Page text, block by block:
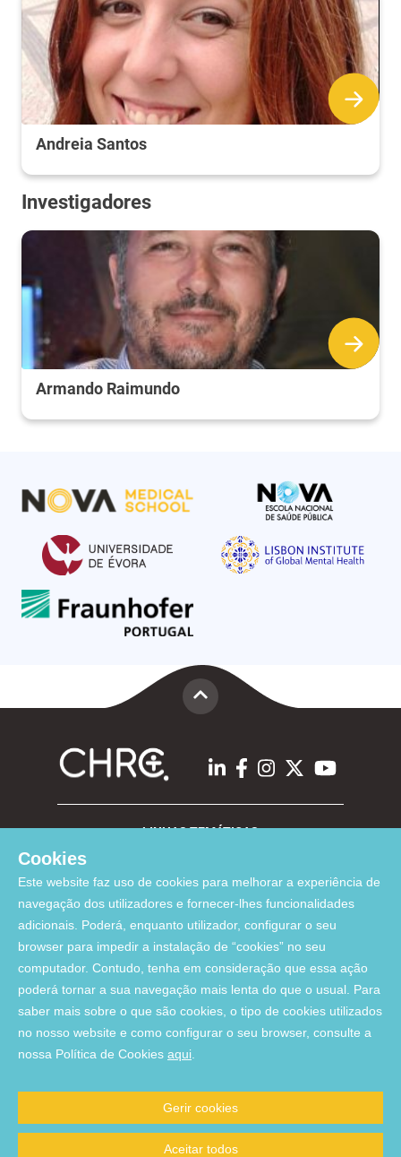
Andreia Santos
Investigadores
Armando Raimundo
LINHAS TEMÁTICAS
LINKS ÚTEIS
Financiamento:
UIDP/04923/2020 (DOI:
10.54499/UIDP/04923/2020
10.54499/UID/06291/2025)
Com o apoio da União Europeia - NextGenerationEU através dos projetos
UID/PRR/06291/2025 (DOI:10.54499/UID/PRR/06291/2025), and
10.54499/UID/PRR2/06291/2025
Cookies
Este website faz uso de cookies para melhorar a experiência de
navegação dos utilizadores e fornecer-lhes funcionalidades
adicionais. Poderá, enquanto utilizador, configurar o seu
browser para impedir a instalação de “cookies” no seu
computador. Contudo, tenha em consideração que essa ação
poderá tornar a sua navegação mais lenta do que o usual. Para
saber mais sobre o que são cookies, o tipo de cookies utilizados
no nosso website e como configurar o seu browser, consulte a
nossa Política de Cookies aqui
Gerir cookies
Aceitar todos